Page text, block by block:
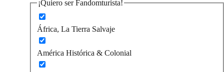
¡Quiero ser Fandomturista!
África, La Tierra Salvaje
América Histórica & Colonial